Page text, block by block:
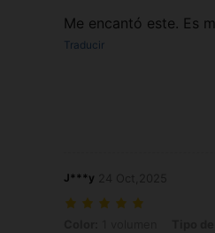
Me encantó este. Es
Traducir
J***y